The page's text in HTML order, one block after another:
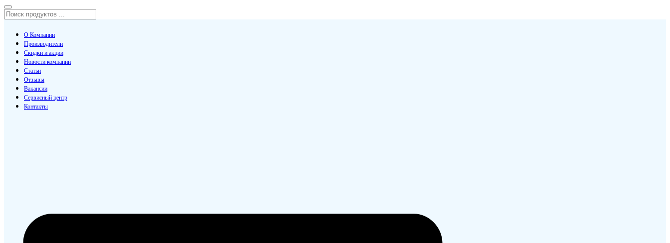
О Компании
Производители
Скидки и акции
Новости компании
Статьи
Отзывы
Вакансии
Сервисный центр
Контакты